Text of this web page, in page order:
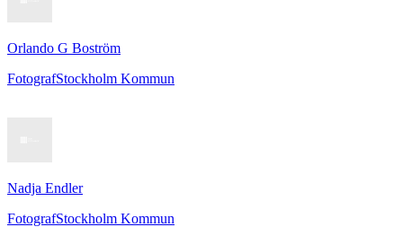
Orlando G Boström
FotografStockholm Kommun
Nadja Endler
FotografStockholm Kommun